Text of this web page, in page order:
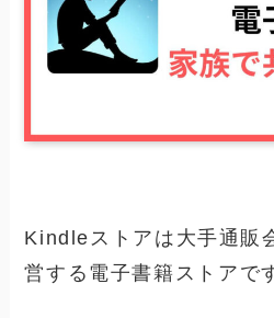
Kindleストアは大手通販
営する電子書籍ストアで